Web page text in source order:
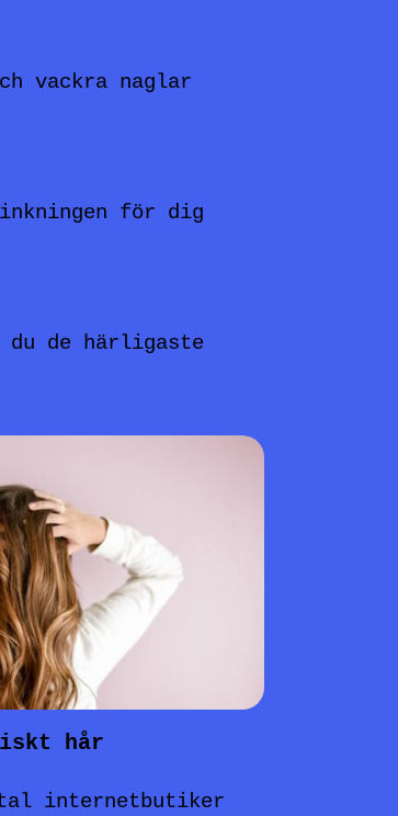
vackra naglar
för dig
de härligaste
hår
internetbutiker